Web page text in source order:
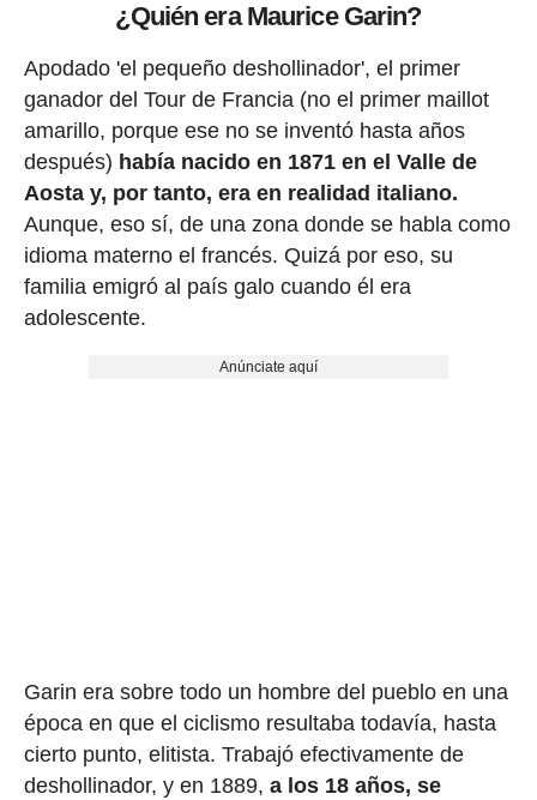
¿Quién era Maurice Garin?
Apodado 'el pequeño deshollinador', el primer
ganador del Tour de Francia (no el primer maillot
amarillo, porque ese no se inventó hasta años
después) había nacido en 1871 en el Valle de
Aosta y, por tanto, era en realidad italiano.
Aunque, eso sí, de una zona donde se habla como
idioma materno el francés. Quizá por eso, su
familia emigró al país galo cuando él era
adolescente.
Anúnciate aquí
Garin era sobre todo un hombre del pueblo en una
época en que el ciclismo resultaba todavía, hasta
cierto punto, elitista. Trabajó efectivamente de
deshollinador, y en 1889, a los 18 años, se